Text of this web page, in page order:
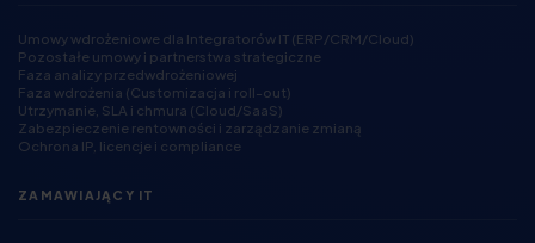
Umowy wdrożeniowe dla Integratorów IT (ERP/CRM/Cloud)
Pozostałe umowy i partnerstwa strategiczne
Faza analizy przedwdrożeniowej
Faza wdrożenia (Customizacja i roll-out)
Utrzymanie, SLA i chmura (Cloud/SaaS)
Zabezpieczenie rentowności i zarządzanie zmianą
Ochrona IP, licencje i compliance
ZAMAWIAJĄCY IT